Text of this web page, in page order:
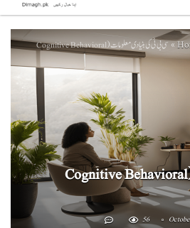
» سی بی ٹی کی بنیادی معلومات (Cognitive Behavioral
سی بی ٹی کی بنیادی معلومات (Cognitive Behavioral
56